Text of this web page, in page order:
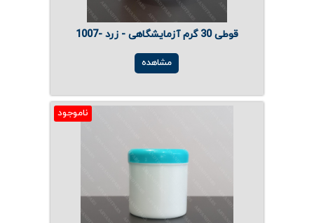
قوطی 30 گرم آزمایشگاهی - زرد -1007
مشاهده
ناموجود